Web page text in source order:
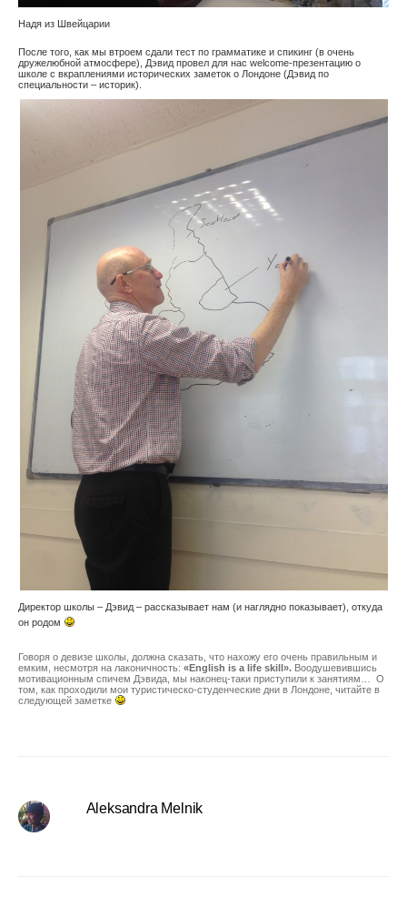
Надя из Швейцарии
После того, как мы втроем сдали тест по грамматике и спикинг (в очень
дружелюбной атмосфере), Дэвид провел для нас welcome-презентацию о
школе с вкраплениями исторических заметок о Лондоне (Дэвид по
специальности – историк).
Директор школы – Дэвид – рассказывает нам (и наглядно показывает), откуда
он родом
Говоря о девизе школы, должна сказать, что нахожу его очень правильным и
емким, несмотря на лаконичность: «English is a life skill». Воодушевившись
мотивационным спичем Дэвида, мы наконец-таки приступили к занятиям… О
том, как проходили мои туристическо-студенческие дни в Лондоне, читайте в
следующей заметке
Aleksandra Melnik